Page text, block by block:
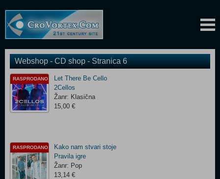
Webshop - CD shop - Stranica 6
RASPRODANO
Let There Be Cello
2Cellos
Žanr: Klasična
15,00 €
RASPRODANO
Kako nam stvari stoje
Pravila igre
Žanr: Pop
13,14 €